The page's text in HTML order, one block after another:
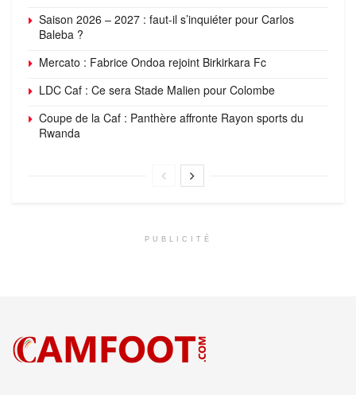
Saison 2026 – 2027 : faut-il s’inquiéter pour Carlos
Baleba ?
Mercato : Fabrice Ondoa rejoint Birkirkara Fc
LDC Caf : Ce sera Stade Malien pour Colombe
Coupe de la Caf : Panthère affronte Rayon sports du
Rwanda
PUBLICITÉ